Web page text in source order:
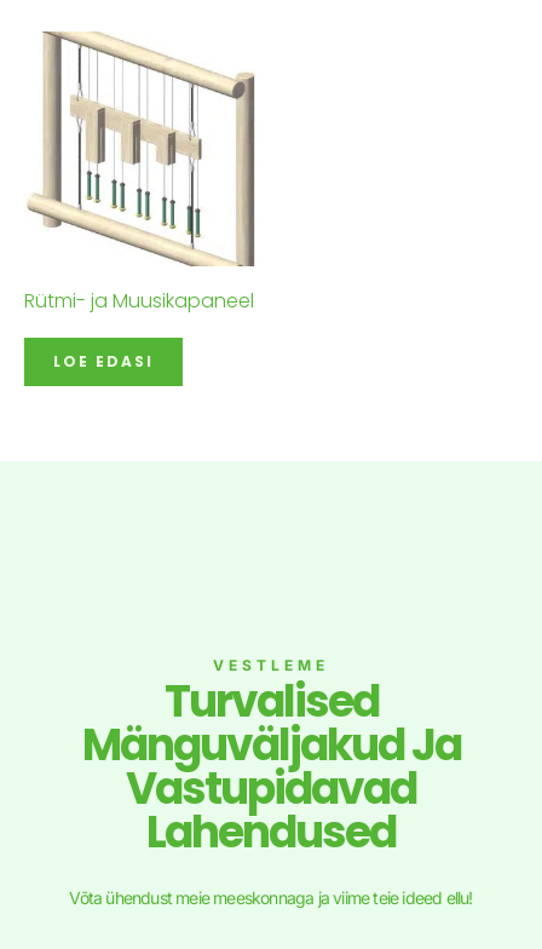
Rütmi- ja Muusikapaneel
LOE EDASI
VESTLEME
Turvalised
Mänguväljakud Ja
Vastupidavad
Lahendused
Võta ühendust meie meeskonnaga ja viime teie ideed ellu!